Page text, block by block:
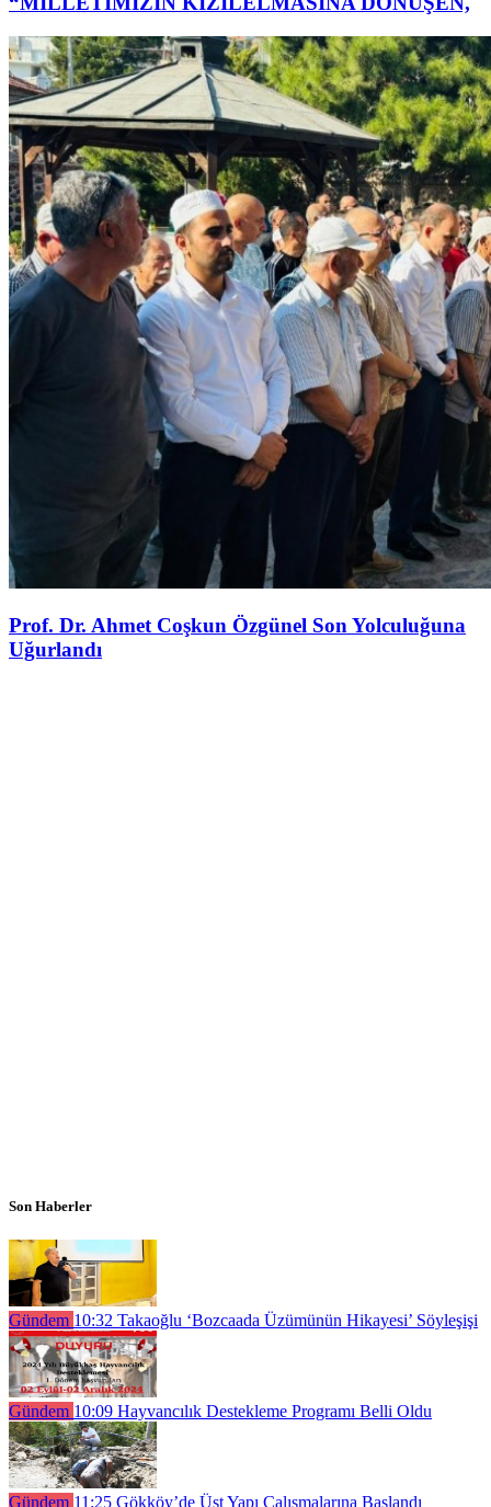
Prof. Dr. Ahmet Coşkun Özgünel Son Yolculuğuna
Uğurlandı
Son Haberler
Gündem 10:32 Takaoğlu ‘Bozcaada Üzümünün Hikayesi’ Söyleşişi
Gündem 10:09 Hayvancılık Destekleme Programı Belli Oldu
Gündem 11:25 Gökköy’de Üst Yapı Çalışmalarına Başlandı